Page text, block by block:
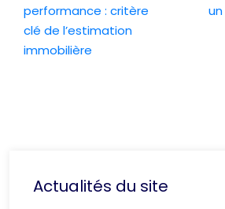
performance : critère
clé de l’estimation
immobilière
Actualités du site